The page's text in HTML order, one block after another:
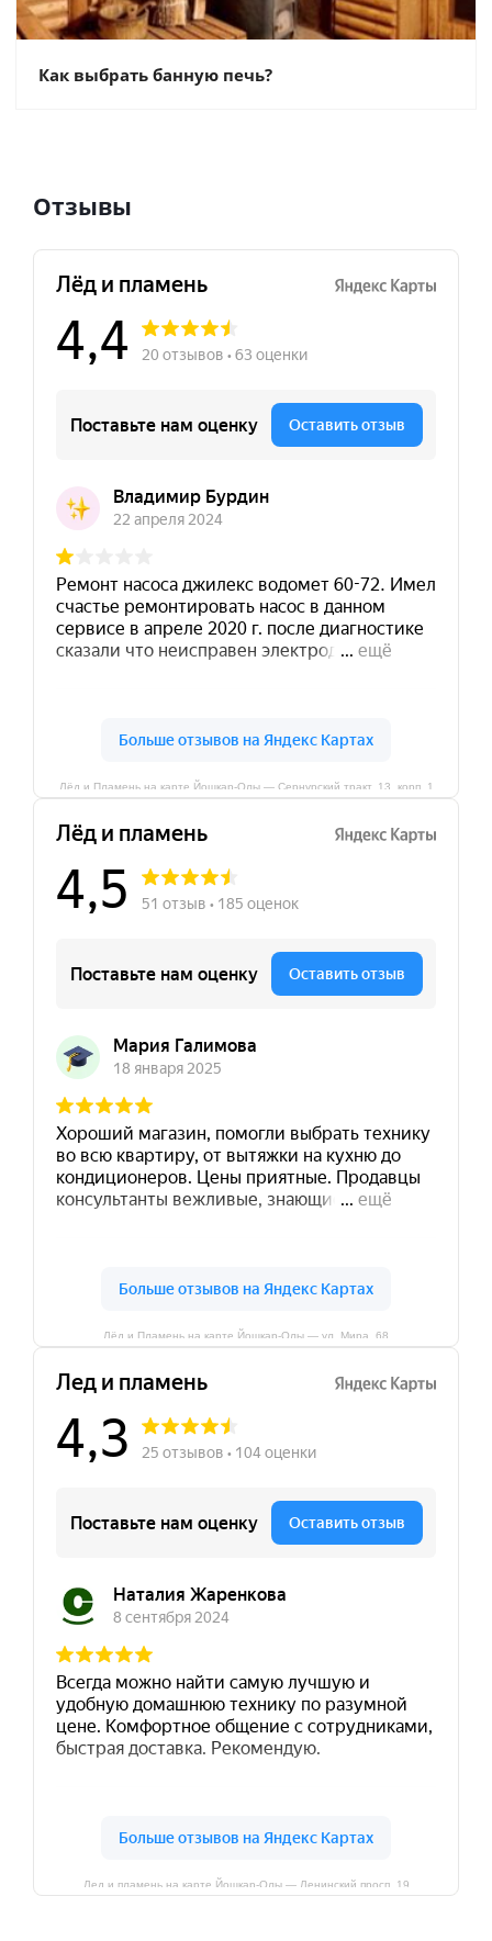
Как выбрать банную печь?
Отзывы
Лёд и Пламень на карте Йошкар‑Олы — Сернурский тракт, 13, корп. 1
Лёд и Пламень на карте Йошкар‑Олы — ул. Мира, 68
Лед и пламень на карте Йошкар‑Олы — Ленинский просп.,19